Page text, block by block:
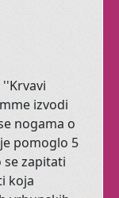
je tu
seniorke.
izvodi
nogama o
pomoglo 5
zapitati
koja